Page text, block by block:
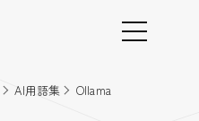
AI用語集 Ollama